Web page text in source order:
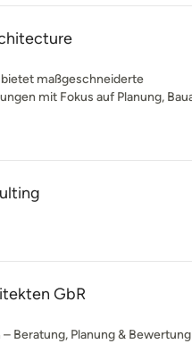
maßgeschneiderte
mit Fokus auf Planung,
GbR
Beratung, Planung &